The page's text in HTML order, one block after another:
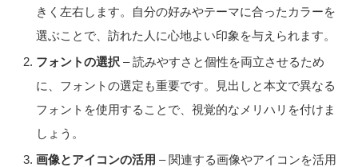
きく左右します。自分の好みやテーマに合ったカラーを
選ぶことで、訪れた人に心地よい印象を与えられます。
フォントの選択 – 読みやすさと個性を両立させるため
に、フォントの選定も重要です。見出しと本文で異なる
フォントを使用することで、視覚的なメリハリを付けま
しょう。
画像とアイコンの活用 – 関連する画像やアイコンを活用